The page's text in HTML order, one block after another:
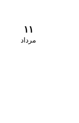
۱۱
مرداد